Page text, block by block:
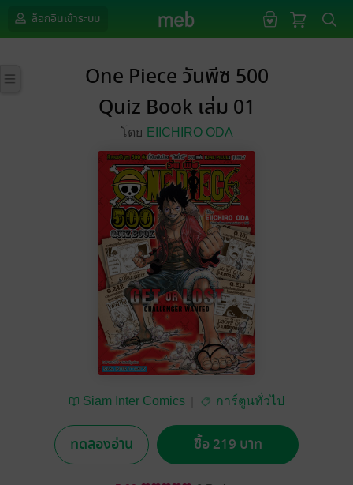
ล็อกอินเข้าระบบ
One Piece วันพีซ 500
Quiz Book เล่ม 01
โดย EIICHIRO ODA
Siam Inter Comics การ์ตูนทั่วไป
ทดลองอ่าน ซื้อ 219 บาท